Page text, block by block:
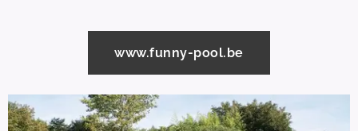
www.funny-pool.be